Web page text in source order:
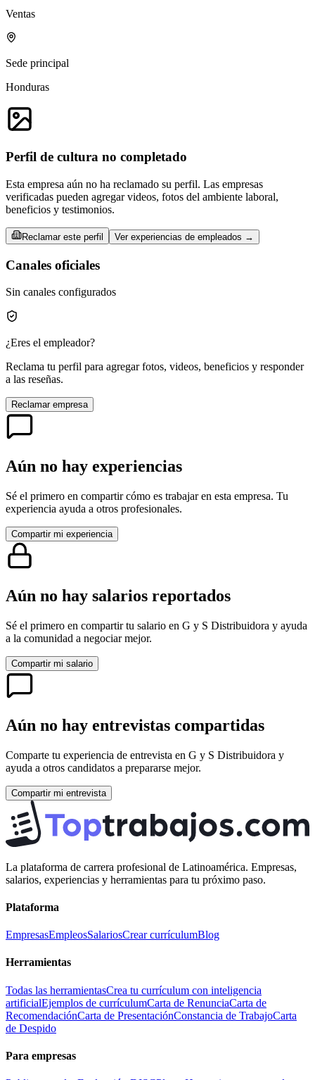
Ventas
Sede principal
Honduras
Perfil de cultura no completado
Esta empresa aún no ha reclamado su perfil. Las empresas
verificadas pueden agregar videos, fotos del ambiente laboral,
beneficios y testimonios.
Reclamar este perfil Ver experiencias de empleados →
Canales oficiales
Sin canales configurados
¿Eres el empleador?
Reclama tu perfil para agregar fotos, videos, beneficios y responder
a las reseñas.
Reclamar empresa
Aún no hay experiencias
Sé el primero en compartir cómo es trabajar en esta empresa. Tu
experiencia ayuda a otros profesionales.
Compartir mi experiencia
Aún no hay salarios reportados
Sé el primero en compartir tu salario en G y S Distribuidora y ayuda
a la comunidad a negociar mejor.
Compartir mi salario
Aún no hay entrevistas compartidas
Comparte tu experiencia de entrevista en G y S Distribuidora y
ayuda a otros candidatos a prepararse mejor.
Compartir mi entrevista
La plataforma de carrera profesional de Latinoamérica. Empresas,
salarios, experiencias y herramientas para tu próximo paso.
Plataforma
EmpresasEmpleosSalariosCrear currículumBlog
Herramientas
Todas las herramientasCrea tu currículum con inteligencia
artificialEjemplos de currículumCarta de RenunciaCarta de
RecomendaciónCarta de PresentaciónConstancia de TrabajoCarta
de Despido
Para empresas